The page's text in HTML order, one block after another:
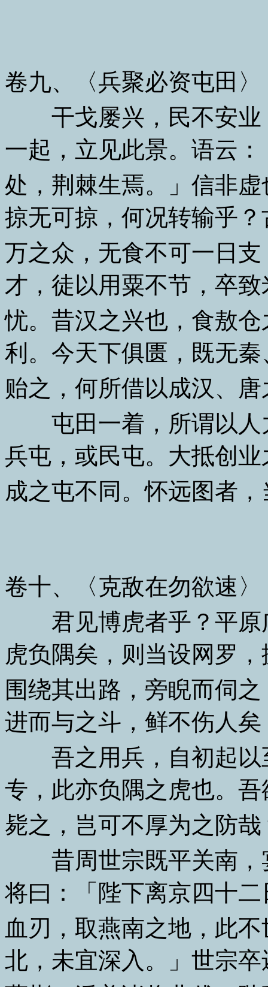
卷九、〈兵聚必资屯田
干戈屡兴，民不安业
一起，立见此景。语云
处，荆棘生焉。」信非
掠无可掠，何况转输乎
万之众，无食不可一日
才，徒以用粟不节，卒
忧。昔汉之兴也，食敖
利。今天下俱匮，既无
贻之，何所借以成汉、
屯田一着，所谓以人
兵屯，或民屯。大抵创
成之屯不同。怀远图者
卷十、〈克敌在勿欲速
君见博虎者乎？平原
虎负隅矣，则当设网罗
围绕其出路，旁睨而伺
进而与之斗，鲜不伤人矣
吾之用兵，自初起以
专，此亦负隅之虎也。
毙之，岂可不厚为之防哉
昔周世宗既平关南，
将曰：「陛下离京四十
血刃，取燕南之地，此
北，未宜深入。」世宗